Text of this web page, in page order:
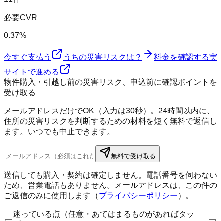
必要CVR
0.37%
今すぐ支払う うちの災害リスクは？ 料金を確認する実
サイトで進める
物件購入・引越し前の災害リスク、申込前に確認ポイントを
受け取る
メールアドレスだけでOK（入力は30秒）。24時間以内に、
住所の災害リスクを判断するための材料を短く無料で返信し
ます。いつでも中止できます。
無料で受け取る
送信しても購入・契約は確定しません。電話番号を伺わない
ため、営業電話もありません。メールアドレスは、この件の
ご返信のみに使用します（プライバシーポリシー）。
迷っている点（任意・あてはまるものがあればタッ